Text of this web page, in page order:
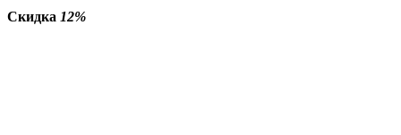
Скидка 12%